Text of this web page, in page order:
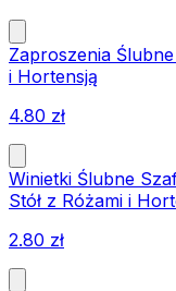
Zaproszenia
i Hortensją
4.80 zł
Winietki Ślubne
Stół z Różami i
2.80 zł